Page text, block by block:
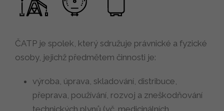
ČATP je spolek, který sdružuje právnické a fyzické
osoby, jejichž předmětem činnosti je:
výroba, úprava, skladování, distribuce,
přeprava, používání, rozvoj a zneškodňování
technických plynů (vč. medicinálních,